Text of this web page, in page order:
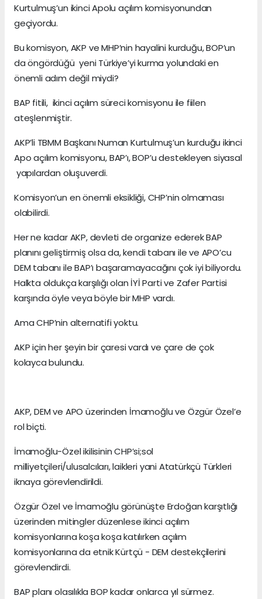
Kurtulmuş’un ikinci Apolu açılım komisyonundan
geçiyordu.
Bu komisyon, AKP ve MHP’nin hayalini kurduğu, BOP’un
da öngördüğü yeni Türkiye’yi kurma yolundaki en
önemli adım değil miydi?
BAP fitili, ikinci açılım süreci komisyonu ile fiilen
ateşlenmiştir.
AKP’li TBMM Başkanı Numan Kurtulmuş’un kurduğu ikinci
Apo açılım komisyonu, BAP’ı, BOP’u destekleyen siyasal
yapılardan oluşuverdi.
Komisyon’un en önemli eksikliği, CHP’nin olmaması
olabilirdi.
Her ne kadar AKP, devleti de organize ederek BAP
planını geliştirmiş olsa da, kendi tabanı ile ve APO’cu
DEM tabanı ile BAP’ı başaramayacağını çok iyi biliyordu.
Halkta oldukça karşılığı olan İYİ Parti ve Zafer Partisi
karşında öyle veya böyle bir MHP vardı.
Ama CHP’nin alternatifi yoktu.
AKP için her şeyin bir çaresi vardı ve çare de çok
kolayca bulundu.
AKP, DEM ve APO üzerinden İmamoğlu ve Özgür Özel’e
rol biçti.
İmamoğlu-Özel ikilisinin CHP’si;sol
milliyetçileri/ulusalcıları, laikleri yani Atatürkçü Türkleri
iknaya görevlendirildi.
Özgür Özel ve İmamoğlu görünüşte Erdoğan karşıtlığı
üzerinden mitingler düzenlese ikinci açılım
komisyonlarına koşa koşa katılırken açılım
komisyonlarına da etnik Kürtçü - DEM destekçilerini
görevlendirdi.
BAP planı olasılıkla BOP kadar onlarca yıl sürmez.